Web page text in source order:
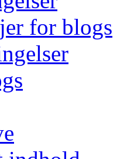
for blogs